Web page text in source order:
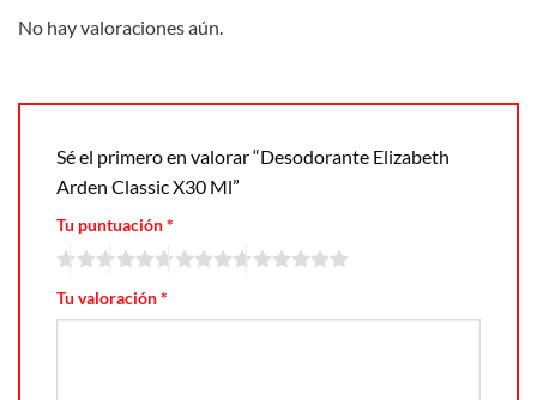
No hay valoraciones aún.
Sé el primero en valorar “Desodorante Elizabeth
Arden Classic X30 Ml”
Tu puntuación*
Tu valoración*